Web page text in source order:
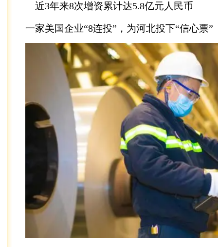
近3年来8次增资累计达5.8亿元人民币
一家美国企业“8连投”，为河北投下“信心票”